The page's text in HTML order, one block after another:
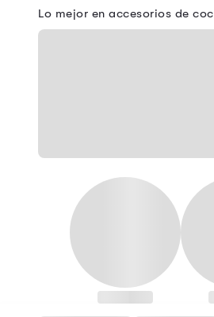
Lo mejor en accesorios de